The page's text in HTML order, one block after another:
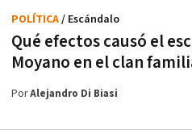
Qué efectos causó el
Moyano en el clan
POLÍTICA/ Escándalo
PorAlejandro Di Biasi